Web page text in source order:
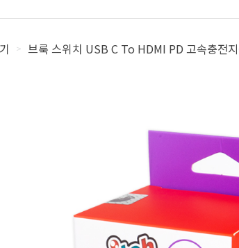
> 브룩 스위치 USB C To HDMI PD 고속충전